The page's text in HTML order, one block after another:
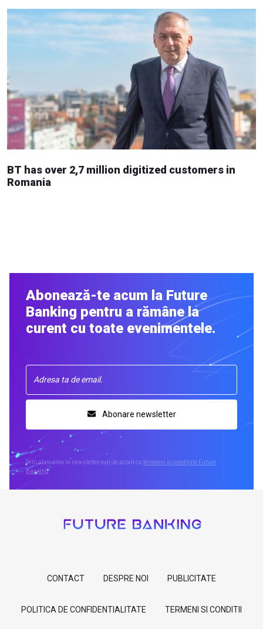
BT has over 2,7 million digitized customers in
Romania
Abonează-te acum la Future
Banking pentru a rămâne la
curent cu toate evenimentele.
Abonare newsletter
Prin abonarea la newsletter ești de acord cu termenii și condițiile Future
Banking
CONTACT DESPRE NOI PUBLICITATE
POLITICA DE CONFIDENTIALITATE TERMENI SI CONDITII